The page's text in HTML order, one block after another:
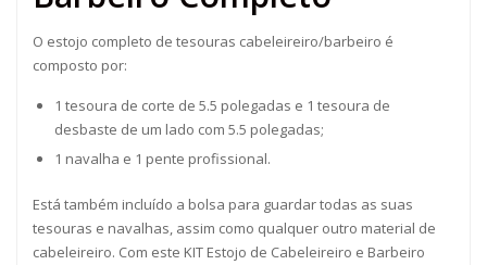
O estojo completo de tesouras cabeleireiro/barbeiro é
composto por:
1 tesoura de corte de 5.5 polegadas e 1 tesoura de
desbaste de um lado com 5.5 polegadas;
1 navalha e 1 pente profissional.
Está também incluído a bolsa para guardar todas as suas
tesouras e navalhas, assim como qualquer outro material de
cabeleireiro. Com este KIT Estojo de Cabeleireiro e Barbeiro